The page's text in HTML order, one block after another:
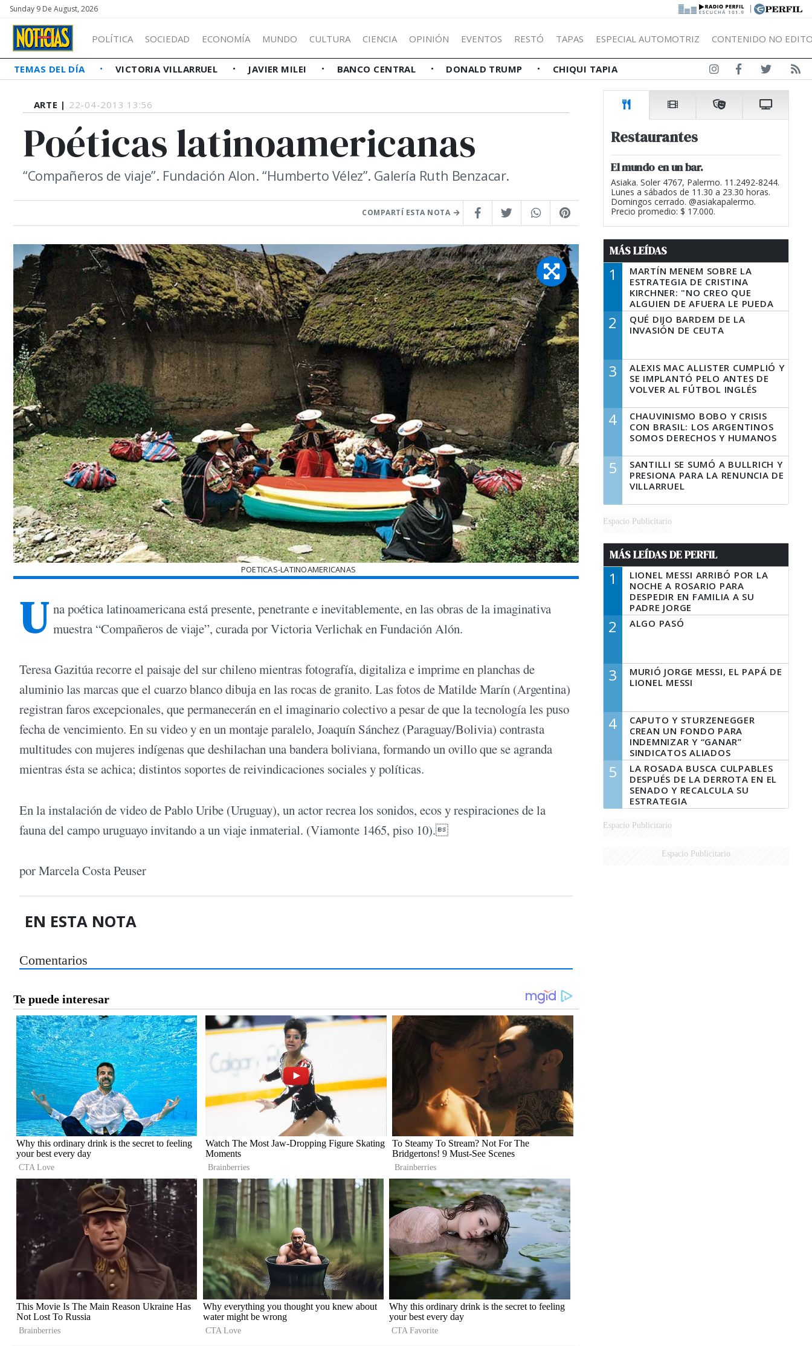
Sunday 9 De August, 2026 |
POLÍTICA SOCIEDAD ECONOMÍA MUNDO CULTURA CIENCIA OPINIÓN EVENTOS RESTÓ TAPAS ESPECIAL AUTOMOTRIZ CONTENIDO NO
TEMAS DEL DÍA VICTORIA VILLARRUEL JAVIER MILEI BANCO CENTRAL DONALD TRUMP CHIQUI TAPIA
ARTE | 22-04-2013 13:56
Poéticas latinoamericanas
“Compañeros de viaje”. Fundación Alon. “Humberto Vélez”. Galería Ruth Benzacar.
COMPARTÍ ESTA NOTA
POETICAS-LATINOAMERICANAS
U na poética latinoamericana está presente, penetrante e inevitablemente, en las obras de la imaginativa
muestra “Compañeros de viaje”, curada por Victoria Verlichak en Fundación Alón.
Teresa Gazitúa recorre el paisaje del sur chileno mientras fotografía, digitaliza e imprime en planchas de
aluminio las marcas que el cuarzo blanco dibuja en las rocas de granito. Las fotos de Matilde Marín (Argentina)
registran faros excepcionales, que permanecerán en el imaginario colectivo a pesar de que la tecnología les puso
fecha de vencimiento. En su video y en un montaje paralelo, Joaquín Sánchez (Paraguay/Bolivia) contrasta
multitudes con mujeres indígenas que deshilachan una bandera boliviana, formando un ovillo que se agranda
mientras ésta se achica; distintos soportes de reivindicaciones sociales y políticas.
En la instalación de video de Pablo Uribe (Uruguay), un actor recrea los sonidos, ecos y respiraciones de la
fauna del campo uruguayo invitando a un viaje inmaterial. (Viamonte 1465, piso 10).
por Marcela Costa Peuser
EN ESTA NOTA
Comentarios
Restaurantes
El mundo en un bar.
Asiaka. Soler 4767, Palermo. 11.2492-8244.
Lunes a sábados de 11.30 a 23.30 horas.
Domingos cerrado. @asiakapalermo.
Precio promedio: $ 17.000.
MÁS LEÍDAS
1
MARTÍN MENEM SOBRE LA
ESTRATEGIA DE CRISTINA
KIRCHNER: "NO CREO QUE
ALGUIEN DE AFUERA LE PUEDA
DECIR A LA JUSTICIA LO QUE
TIENE QUE HACER"
2
QUÉ DIJO BARDEM DE LA
INVASIÓN DE CEUTA
3
ALEXIS MAC ALLISTER CUMPLIÓ Y
SE IMPLANTÓ PELO ANTES DE
VOLVER AL FÚTBOL INGLÉS
4
CHAUVINISMO BOBO Y CRISIS
CON BRASIL: LOS ARGENTINOS
SOMOS DERECHOS Y HUMANOS
5
SANTILLI SE SUMÓ A BULLRICH Y
PRESIONA PARA LA RENUNCIA DE
VILLARRUEL
Espacio Publicitario
MÁS LEÍDAS DE PERFIL
1
LIONEL MESSI ARRIBÓ POR LA
NOCHE A ROSARIO PARA
DESPEDIR EN FAMILIA A SU
PADRE JORGE
2 ALGO PASÓ
3
MURIÓ JORGE MESSI, EL PAPÁ DE
LIONEL MESSI
4
CAPUTO Y STURZENEGGER
CREAN UN FONDO PARA
INDEMNIZAR Y “GANAR”
SINDICATOS ALIADOS
5
LA ROSADA BUSCA CULPABLES
DESPUÉS DE LA DERROTA EN EL
SENADO Y RECALCULA SU
ESTRATEGIA
Espacio Publicitario
Espacio Publicitario